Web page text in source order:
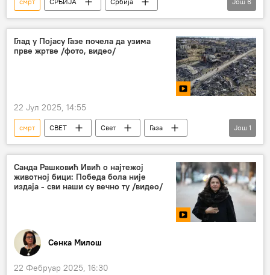
Србија – политика
Небојша Павковић
Хаг
осуда
повратак
Владимир Лазаревић
Глад у Појасу Газе почела да узима
прве жртве /фото, видео/
22 Јул 2025, 14:55
смрт СВЕТ Свет
Газа
жртве
Још 1
Санда Рашковић Ивић о најтежој
животној бици: Победа бола није
издаја - сви наши су вечно ту /видео/
Сенка Милош
22 Фебруар 2025, 16:30